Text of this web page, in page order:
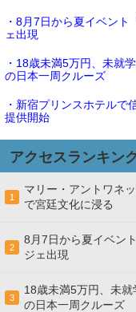
・8月7日から夏イベン
ェ出現
・18歳未満5万円、未就
の日本一周クルーズ
・新宿プリンスホテルで
提供開始
アクセスランキン
1
マリー・アントワネ
で宮廷文化に浸る
2
8月7日から夏イベン
ジェ出現
3
18歳未満5万円、未
の日本一周クルーズ